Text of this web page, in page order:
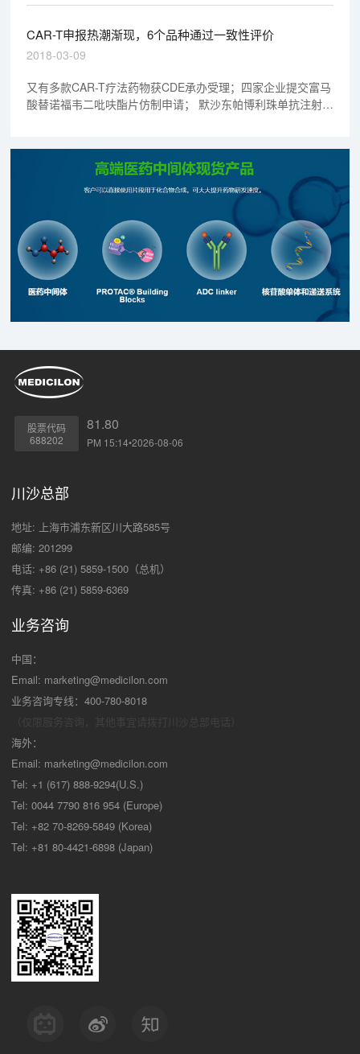
这种溶瘤病毒（被称为OV19t）能在三阴性乳腺癌细胞系以及
胰腺癌、前列腺癌、卵巢癌和头颈癌、脑肿瘤细胞中起效。
CAR-T申报热潮渐现，6个品种通过一致性评价
2018-03-09
又有多款CAR-T疗法药物获CDE承办受理；四家企业提交富马
酸替诺福韦二吡呋酯片仿制申请； 默沙东帕博利珠单抗注射液
股票代码
688202
81.80
PM 15:14•2026-08-06
川沙总部
地址: 上海市浦东新区川大路585号
邮编: 201299
电话: +86 (21) 5859-1500（总机）
传真: +86 (21) 5859-6369
业务咨询
中国：
Email: marketing@medicilon.com
业务咨询专线：400-780-8018
海外：
Email: marketing@medicilon.com
Tel: +1 (617) 888-9294(U.S.)
Tel: 0044 7790 816 954 (Europe)
Tel: +82 70-8269-5849 (Korea)
Tel: +81 80-4421-6898 (Japan)